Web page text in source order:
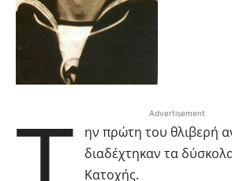
Advertisement
ην πρώτη του θλιβερή
διαδέχτηκαν τα
Κατοχής.